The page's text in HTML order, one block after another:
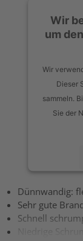
Wir
um
Wir
Dieser
sammeln.
Sie der
powered
Dünnwandig:
Sehr gute
Schnell
Niedrige